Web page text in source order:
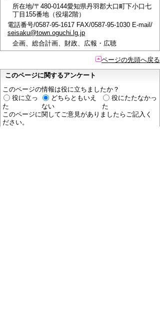
所在地/〒480-0144愛知県丹羽郡大口町下小口七
丁目155番地（役場2階）
電話番号/0587-95-1617 FAX/0587-95-1030 E-mail/
seisaku@town.oguchi.lg.jp
企画、総合計画、財政、広報・広聴
ページの先頭へ戻る
このページに関するアンケート
このページの情報は役に立ちましたか？
役に立っ
た
どちらともいえ
ない
役にたたなかっ
た
このページに関してご意見がありましたらご記入く
ださい。